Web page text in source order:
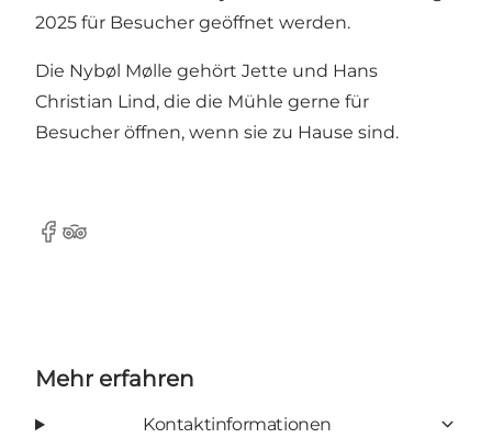
2025 für Besucher geöffnet werden.
Die Nybøl Mølle gehört Jette und Hans
Christian Lind, die die Mühle gerne für
Besucher öffnen, wenn sie zu Hause sind.
facebook
Tripadvisor
Mehr erfahren
Kontaktinformationen